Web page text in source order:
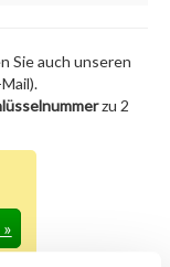
Sie auch unseren
zu 2
»